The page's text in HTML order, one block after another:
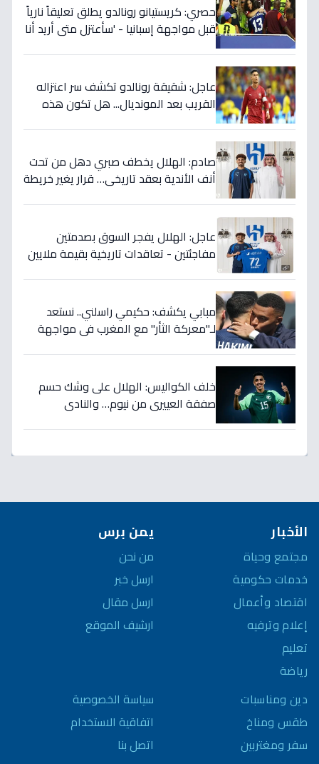
حصري: كريستيانو رونالدو يطلق تعليقاً نارياً
قبل مواجهة إسبانيا - 'سأعتزل متى أريد أنا
عاجل: شقيقة رونالدو تكشف سر اعتزاله
القريب بعد المونديال... هل تكون هذه
صادم: الهلال يخطف صبري دهل من تحت
أنف الأندية بعقد تاريخي… قرار يغير خريطة
عاجل: الهلال يفجر السوق بصدمتين
مفاجئتين - تعاقدات تاريخية بقيمة ملايين
مبابي يكشف: حكيمي راسلني.. نستعد
لـ"معركة الثأر" مع المغرب في مواجهة
خلف الكواليس: الهلال على وشك حسم
صفقة العييري من نيوم… والنادي
الأخبار
مجتمع وحياة
خدمات حكومية
اقتصاد وأعمال
إعلام وترفيه
تعليم
رياضة
دين ومناسبات
طقس ومناخ
سفر ومغتربين
يمن برس
من نحن
ارسل خبر
ارسل مقال
ارشيف الموقع
سياسة الخصوصية
اتفاقية الاستخدام
اتصل بنا